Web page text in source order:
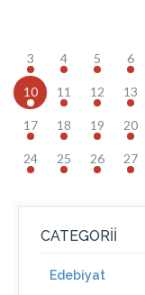
3 4 5 6
10 11 12 13
17 18 19 20
24 25 26 27
CATEGORII
Edebiyat